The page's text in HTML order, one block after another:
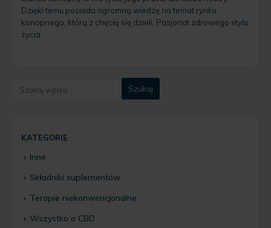
Dzięki temu posiada ogromną wiedzę na temat rynku
konopnego, którą z chęcią się dzieli. Pasjonat zdrowego stylu
życia.
KATEGORIE
Inne
Składniki suplementów
Terapie niekonwencjonalne
Wszystko o CBD